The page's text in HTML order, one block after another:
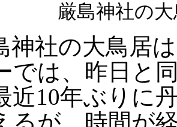
厳島神社の
社の大鳥居
では、昨日と
近10年ぶりに